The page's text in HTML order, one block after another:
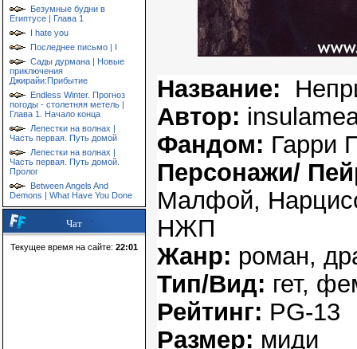
Безумные будни в
Египтусе | Глава 1
I hate you
Последнее письмо | I
Сады дурмана | Новые
приключения
Джирайи:Прибытие
Endless Winter. Прогноз
погоды - столетняя метель |
Глава 1. Начало конца
Лепестки на волнах |
Часть первая. Путь домой
Лепестки на волнах |
Часть первая. Путь домой.
Пролог
Between Angels And
Demons | What Have You Done
Чат
Текущее время на сайте: 22:01
Название:
Автор:
Фандом: Гарри
Персонажи/
Малфой,
НЖП
Жанр: роман,
Тип/Вид: гет,
Рейтинг: PG-13
Размер: миди